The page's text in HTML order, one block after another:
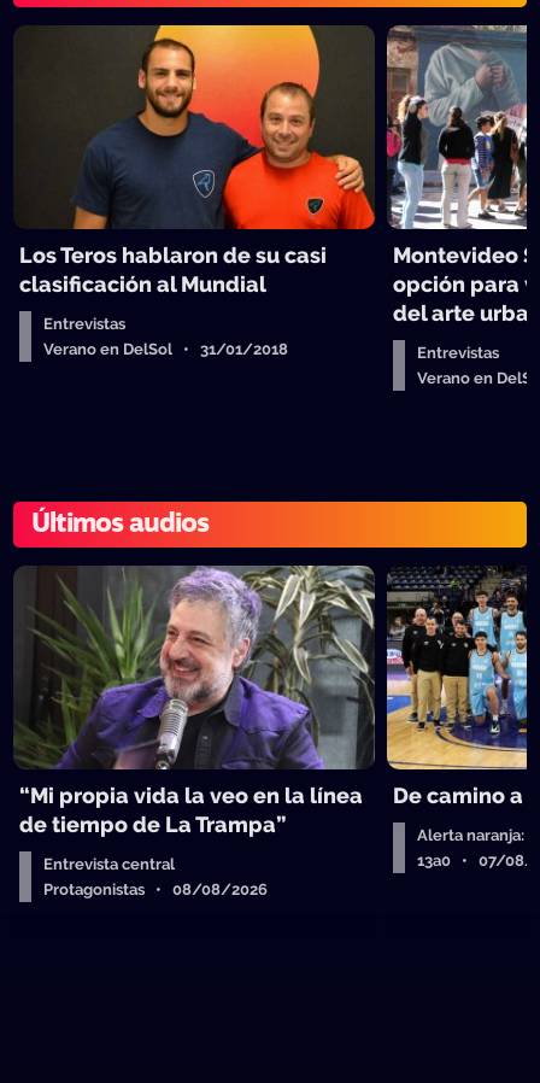
Los Teros hablaron de su casi
clasificación al Mundial
Entrevistas
Verano en DelSol • 31/01/2018
Montevideo
opción para
del arte
Entrevistas
Verano en
Últimos audios
“Mi propia vida la veo en la línea
de tiempo de La Trampa”
Entrevista central
Protagonistas • 08/08/2026
De camino a
Alerta naranja:
13a0 • 07/08/